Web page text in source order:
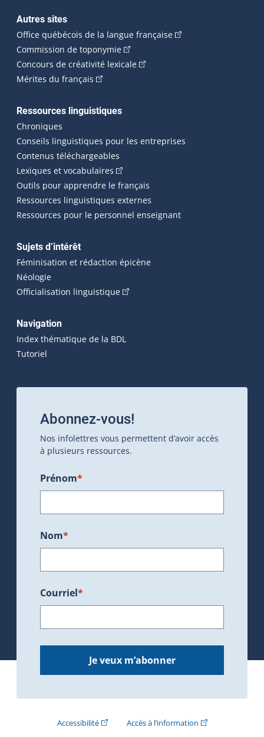
Autres sites
Office québécois de la langue française(Cet hyperlien
Commission de toponymie(Cet hyperlien externe s'ouvrira
Concours de créativité lexicale(Cet hyperlien externe
Mérites du français (Cet hyperlien externe s'ouvrira dans une
Ressources linguistiques
Chroniques
Conseils linguistiques pour les entreprises
Contenus téléchargeables
Lexiques et vocabulaires (Cet hyperlien externe s'ouvrira
Outils pour apprendre le français
Ressources linguistiques externes
Ressources pour le personnel enseignant
Sujets d’intérêt
Féminisation et rédaction épicène
Néologie
Officialisation linguistique(Cet hyperlien externe s'ouvrira
Navigation
Index thématique de la BDL
Tutoriel
Abonnez-vous!
Nos infolettres vous permettent d’avoir accès
à plusieurs ressources.
Prénom*
Nom*
Courriel*
Je veux m’abonner
Accessibilité(Cet hyperlien externe s'ouvrira dans une
Accès à l’information(Cet hyperlien